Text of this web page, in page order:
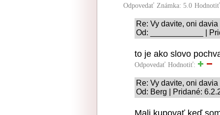
Odpovedať Známka: 5.0
Re: Vy davite, oni davia
Od: ____________ |
to je ako slovo
Odpovedať Hodnotiť:
Re: Vy davite, oni davia
Od: Berg | Pridané:
Mali kupovať keď